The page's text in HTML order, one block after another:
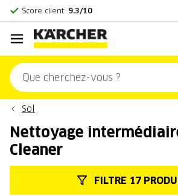
Score client: 9,3/10
Sol
Nettoyage
Cleaner
FILTRE 17